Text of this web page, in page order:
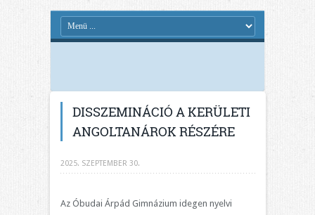
DISSZEMINÁCIÓ A KERÜLETI
ANGOLTANÁROK RÉSZÉRE
2025. SZEPTEMBER 30.
Az Óbudai Árpád Gimnázium idegen nyelvi